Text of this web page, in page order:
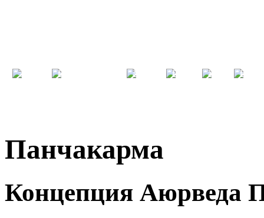
Главная Бабаджи Mahavtar Аюрведа Галерея Жилье
Панчакарма
Концепция Аюрведа